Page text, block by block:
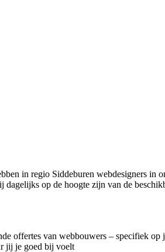
in regio Siddeburen webdesigners in
op de hoogte zijn van de
offertes van webbouwers – specifiek op
jij je goed bij voelt